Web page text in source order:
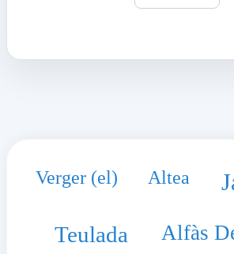
Verger (el) Altea
Teulada Alfàs